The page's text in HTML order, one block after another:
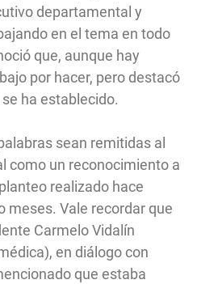
departamental y
en el tema en todo
que, aunque hay
por hacer, pero destacó
ha establecido.
sean remitidas al
como un reconocimiento a
realizado hace
meses. Vale recordar que
Carmelo Vidalín
en diálogo con
que estaba